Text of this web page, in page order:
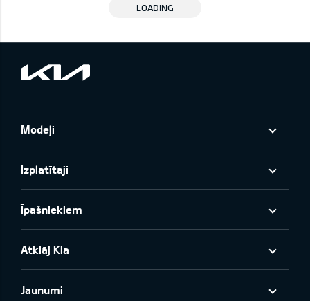
LOADING
Modeļi
Izplatītāji
Īpašniekiem
Atklāj Kia
Jaunumi